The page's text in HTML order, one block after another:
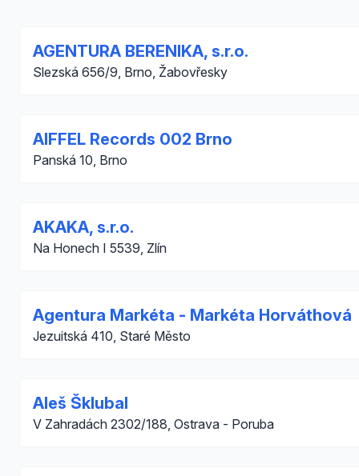
AGENTURA BERENIKA, s.r.o.
Slezská 656/9, Brno, Žabovřesky
AIFFEL Records 002 Brno
Panská 10, Brno
AKAKA, s.r.o.
Na Honech I 5539, Zlín
Agentura Markéta - Markéta Horváthová
Jezuitská 410, Staré Město
Aleš Šklubal
V Zahradách 2302/188, Ostrava - Poruba